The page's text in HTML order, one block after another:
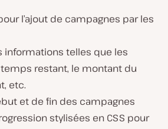
l’ajout de campagnes par les
informations telles que les
restant, le montant du
etc.
et de fin des campagnes
stylisées en CSS pour